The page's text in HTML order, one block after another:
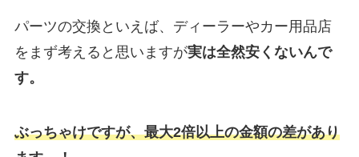
パーツの交換といえば、ディーラーやカー用品店
をまず考えると思いますが実は全然安くないんで
す。
ぶっちゃけですが、最大2倍以上の金額の差があり